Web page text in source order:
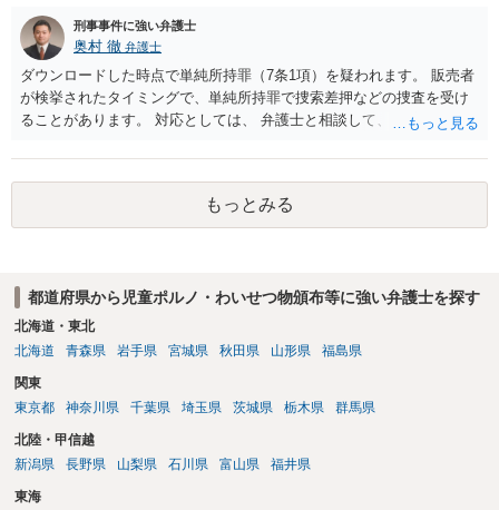
刑事事件に強い弁護士
奥村 徹 弁護士
ダウンロードした時点で単純所持罪（7条1項）を疑われます。 販売者
が検挙されたタイミングで、単純所持罪で捜索差押などの捜査を受け
ることがあります。 対応としては、 弁護士と相談して、 児童ポルノ
談しておく などが考えられます。
もっとみる
都道府県から児童ポルノ・わいせつ物頒布等に強い弁護士を探す
北海道・東北
北海道
青森県 岩手県 宮城県 秋田県 山形県 福島県
関東
東京都
神奈川県 千葉県 埼玉県 茨城県 栃木県 群馬県
北陸・甲信越
新潟県
長野県 山梨県 石川県 富山県 福井県
東海